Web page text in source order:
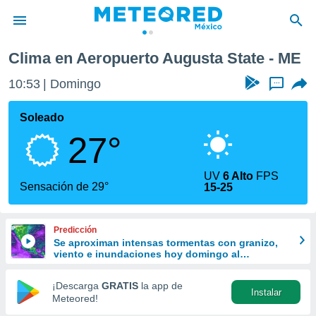
de
ha sido
calidad.
a este
las
y
forma
digital
basada
Clima en Aeropuerto Augusta State - ME
10:53 Domingo ...
Soleado
27°
Sensación de 29°
UV6 Alto FPS
15-25
Predicción
Se aproximan intensas tormentas con granizo,
viento e inundaciones hoy domingo al
¡Descarga GRATIS la app de
Meteored!
Instalar